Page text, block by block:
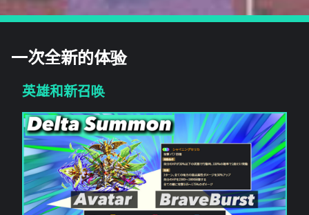
一次全新的体验
英雄和新召唤